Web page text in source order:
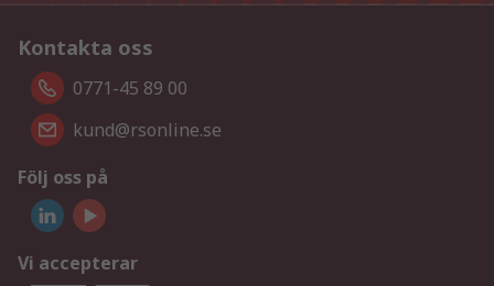
Kontakta oss
0771-45 89 00
kund@rsonline.se
Följ oss på
Vi accepterar